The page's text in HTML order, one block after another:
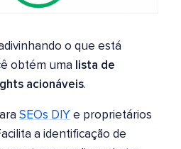
o que está
obtém uma lista de
acionáveis.
SEOs DIY e proprietários
a identificação de